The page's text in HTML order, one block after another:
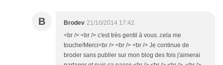
B Brodev 21/10/2014 17:42
<br /> <br /> c'est très gentil à vous..cela me
touche!Merci<br /> <br /> <br /> Je continue de
broder sans publier sur mon blog des fois j'aimerai